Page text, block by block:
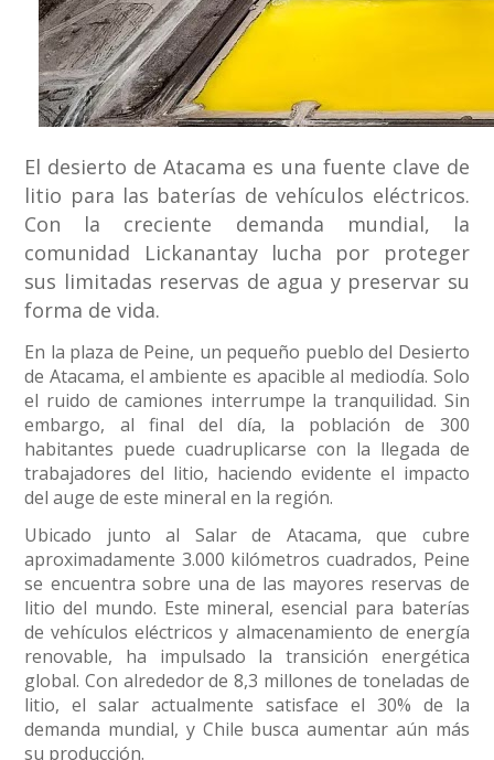
El desierto de Atacama es una fuente clave de
litio para las baterías de vehículos eléctricos.
Con la creciente demanda mundial, la
comunidad Lickanantay lucha por proteger
sus limitadas reservas de agua y preservar su
forma de vida.
En la plaza de Peine, un pequeño pueblo del Desierto
de Atacama, el ambiente es apacible al mediodía. Solo
el ruido de camiones interrumpe la tranquilidad. Sin
embargo, al final del día, la población de 300
habitantes puede cuadruplicarse con la llegada de
trabajadores del litio, haciendo evidente el impacto
del auge de este mineral en la región.
Ubicado junto al Salar de Atacama, que cubre
aproximadamente 3.000 kilómetros cuadrados, Peine
se encuentra sobre una de las mayores reservas de
litio del mundo. Este mineral, esencial para baterías
de vehículos eléctricos y almacenamiento de energía
renovable, ha impulsado la transición energética
global. Con alrededor de 8,3 millones de toneladas de
litio, el salar actualmente satisface el 30% de la
demanda mundial, y Chile busca aumentar aún más
su producción.